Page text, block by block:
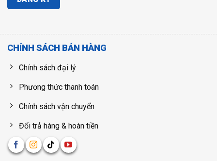
CHÍNH SÁCH BÁN HÀNG
Chính sách đại lý
Phương thức thanh toán
Chính sách vận chuyển
Đổi trả hàng & hoàn tiền